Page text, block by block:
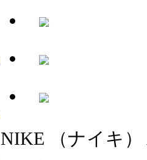
NIKE （ナイキ）